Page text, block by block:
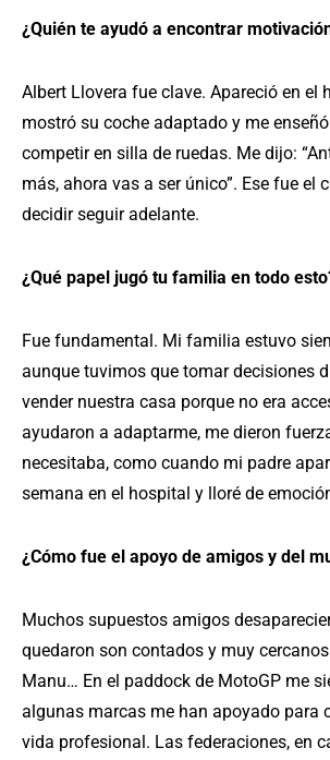
¿Quién te ayudó a encontrar
Albert Llovera fue clave. Apareció en el
mostró su coche adaptado y me
competir en silla de ruedas. Me dijo:
más, ahora vas a ser único”. Ese fue el
decidir seguir adelante.
¿Qué papel jugó tu familia en todo
Fue fundamental. Mi familia estuvo
aunque tuvimos que tomar decisiones
vender nuestra casa porque no era
ayudaron a adaptarme, me dieron
necesitaba, como cuando mi padre
semana en el hospital y lloré de
¿Cómo fue el apoyo de amigos y del
Muchos supuestos amigos
quedaron son contados y muy
Manu… En el paddock de MotoGP me
algunas marcas me han apoyado para
vida profesional. Las federaciones, en